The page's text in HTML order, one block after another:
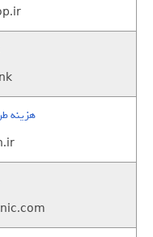
هزینه